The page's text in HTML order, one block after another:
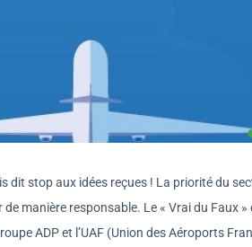
dit stop aux idées reçues ! La priorité du
manière responsable. Le « Vrai du Faux
ADP et l’UAF (Union des Aéroports